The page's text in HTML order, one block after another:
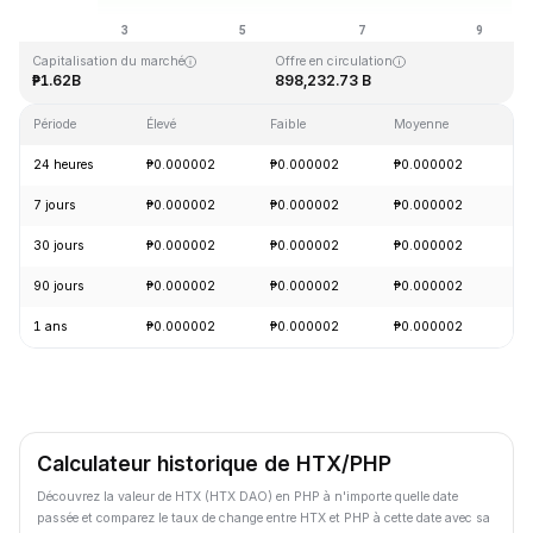
Capitalisation du marché
₱1.62B
Offre en circulation
898,232.73 B
Période Élevé Faible Moyenne
24 heures ₱0.000002 ₱0.000002 ₱0.000002
7 jours ₱0.000002 ₱0.000002 ₱0.000002
30 jours ₱0.000002 ₱0.000002 ₱0.000002
90 jours ₱0.000002 ₱0.000002 ₱0.000002
1 ans ₱0.000002 ₱0.000002 ₱0.000002
Calculateur historique de HTX/PHP
Découvrez la valeur de HTX (HTX DAO) en PHP à n'importe quelle date
passée et comparez le taux de change entre HTX et PHP à cette date avec sa